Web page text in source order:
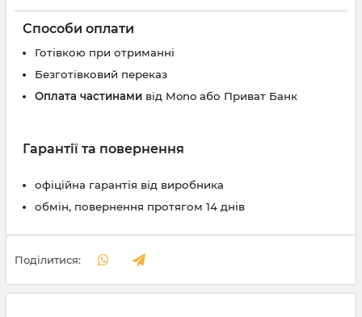
Способи оплати
Готівкою при отриманні
Безготівковий переказ
Оплата частинами від Mono або Приват Банк
Гарантії та повернення
офіційна гарантія від виробника
обмін, повернення протягом 14 днів
Поділитися: